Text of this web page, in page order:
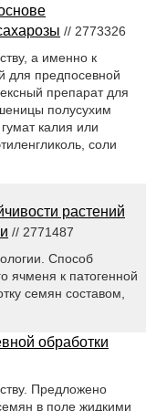
// 2773326
а именно к
для предпосевной
препарат для
полусухим
калия или
соли
растений
// 2771487
Способ
ячменя к патогенной
семян составом,
обработки
Предложено
в поле жидкими